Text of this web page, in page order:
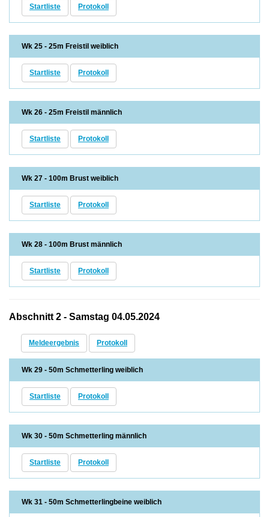
Startliste Protokoll
Wk 25 - 25m Freistil weiblich
Startliste Protokoll
Wk 26 - 25m Freistil männlich
Startliste Protokoll
Wk 27 - 100m Brust weiblich
Startliste Protokoll
Wk 28 - 100m Brust männlich
Startliste Protokoll
Abschnitt 2 - Samstag 04.05.2024
Meldeergebnis Protokoll
Wk 29 - 50m Schmetterling weiblich
Startliste Protokoll
Wk 30 - 50m Schmetterling männlich
Startliste Protokoll
Wk 31 - 50m Schmetterlingbeine weiblich